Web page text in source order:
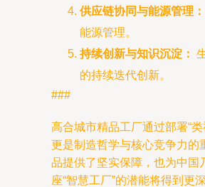
供应链协同与能源管理：
能源管理。
持续创新与知识沉淀：
的持续迭代创新。
###
高合城市精品工厂通过部署“
更是制造哲学与核心竞争力的
品提供了坚实保障，也为中国
座“智慧工厂”的潜能将得到更